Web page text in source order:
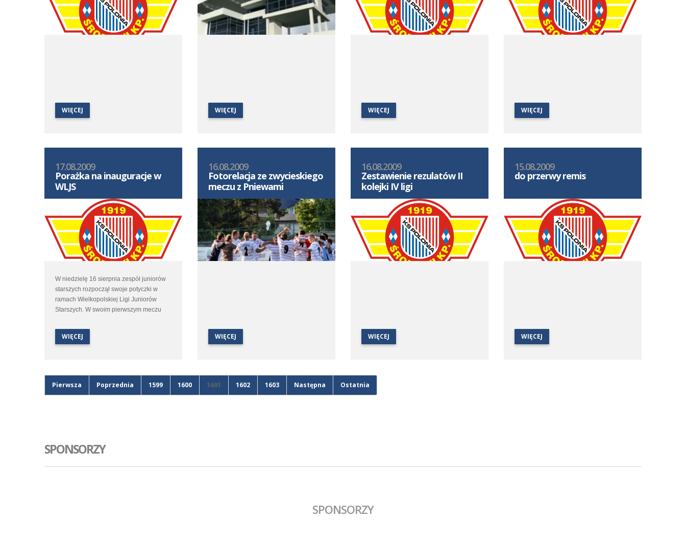
WIĘCEJ WIĘCEJ WIĘCEJ WIĘCEJ
17.08.2009
Porażka na inauguracje w
WLJS
W niedzielę 16 sierpnia zespół juniorów
starszych rozpoczął swoje potyczki w
ramach Wielkopolskiej Ligi Juniorów
Starszych. W swoim pierwszym meczu
miejscową Unią. Spotkanie zakończyło
się zwycięstwem gospodarzy 2:1. Jedyna
WIĘCEJ
16.08.2009
Fotorelacja ze zwycieskiego
meczu z Pniewami
WIĘCEJ
16.08.2009
Zestawienie rezulatów II
kolejki IV ligi
WIĘCEJ
15.08.2009
do przerwy remis
WIĘCEJ
Pierwsza Poprzednia 1599 1600 1601 1602 1603 Następna Ostatnia
SPONSORZY
SPONSORZY